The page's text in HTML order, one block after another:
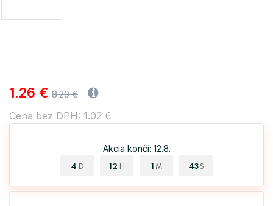
1.26 € 8.20 €
Cena bez DPH: 1.02 €
Akcia končí: 12.8.
4 D 12 H 1 M 43 S